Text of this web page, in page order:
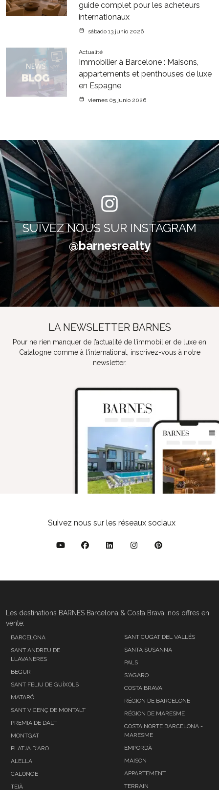
guide complet pour les acheteurs
internationaux
sábado 13 junio 2026
Actualité
Immobilier à Barcelone : Maisons,
appartements et penthouses de luxe
en Espagne
viernes 05 junio 2026
SUIVEZ NOUS SUR INSTAGRAM
@barnesrealty
LA NEWSLETTER BARNES
Pour ne rien manquer de l’actualité de l’immobilier de luxe en
Catalogne comme à l'international, inscrivez-vous à notre
newsletter.
Suivez nous sur les réseaux sociaux
Les destinations BARNES Barcelona & Costa Brava, nos offres en
vente:
BARCELONA
SANT ANDREU DE
LLAVANERES
BEGUR
SANT FELIU DE GUÍXOLS
MATARÓ
SANT VICENÇ DE MONTALT
PREMIA DE DALT
MONTGAT
PLATJA D'ARO
ALELLA
CALONGE
TEIÀ
SANT CUGAT DEL VALLÉS
SANTA SUSANNA
PALS
S'AGARO
COSTA BRAVA
RÉGION DE BARCELONE
RÉGION DE MARESME
COSTA NORTE BARCELONA -
MARESME
EMPORDÀ
MAISON
APPARTEMENT
TERRAIN